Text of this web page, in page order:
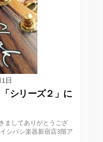
1日
シリーズ２」に
ましてありがとうござ
シバシ楽器新宿店3階ア